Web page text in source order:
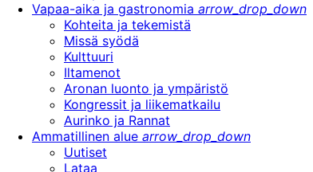
Vapaa-aika ja gastronomia arrow_drop_down
Kohteita ja tekemistä
Missä syödä
Kulttuuri
Iltamenot
Aronan luonto ja ympäristö
Kongressit ja liikematkailu
Aurinko ja Rannat
Ammatillinen alue arrow_drop_down
Uutiset
Lataa